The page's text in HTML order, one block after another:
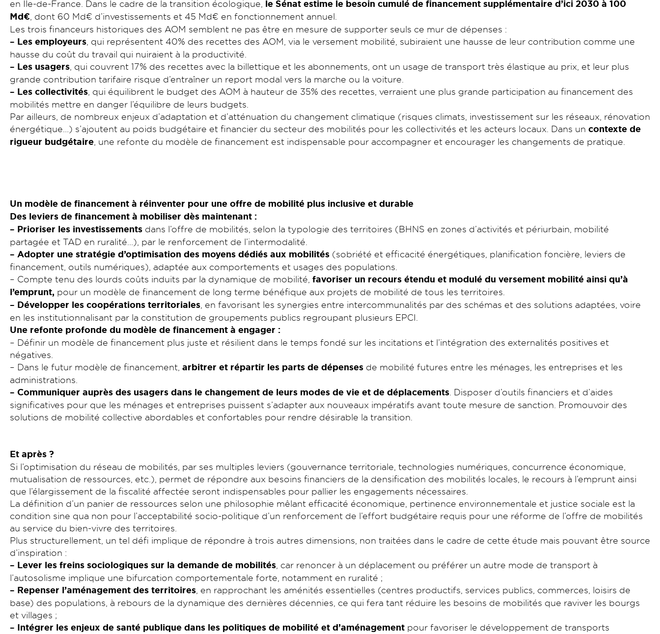
en Ile-de-France. Dans le cadre de la transition écologique, le Sénat estime le besoin cumulé de financement supplémentaire d’ici 2030 à 100
Md€ , dont 60 Md€ d’investissements et 45 Md€ en fonctionnement annuel.
Les trois financeurs historiques des AOM semblent ne pas être en mesure de supporter seuls ce mur de dépenses :
– Les employeurs , qui représentent 40% des recettes des AOM, via le versement mobilité, subiraient une hausse de leur contribution comme une
hausse du coût du travail qui nuiraient à la productivité.
– Les usagers , qui couvrent 17% des recettes avec la billettique et les abonnements, ont un usage de transport très élastique au prix, et leur plus
grande contribution tarifaire risque d’entraîner un report modal vers la marche ou la voiture.
– Les collectivités , qui équilibrent le budget des AOM à hauteur de 35% des recettes, verraient une plus grande participation au financement des
mobilités mettre en danger l’équilibre de leurs budgets.
Par ailleurs, de nombreux enjeux d’adaptation et d’atténuation du changement climatique (risques climats, investissement sur les réseaux, rénovation
énergétique…) s’ajoutent au poids budgétaire et financier du secteur des mobilités pour les collectivités et les acteurs locaux. Dans un contexte de
rigueur budgétaire , une refonte du modèle de financement est indispensable pour accompagner et encourager les changements de pratique.
Un modèle de financement à réinventer pour une offre de mobilité plus inclusive et durable
Des leviers de financement à mobiliser dès maintenant :
– Prioriser les investissements dans l’offre de mobilités, selon la typologie des territoires (BHNS en zones d’activités et périurbain, mobilité
partagée et TAD en ruralité…), par le renforcement de l’intermodalité.
– Adopter une stratégie d’optimisation des moyens dédiés aux mobilités (sobriété et efficacité énergétiques, planification foncière, leviers de
financement, outils numériques), adaptée aux comportements et usages des populations.
– Compte tenu des lourds coûts induits par la dynamique de mobilité, favoriser un recours étendu et modulé du versement mobilité ainsi qu’à
l’emprunt, pour un modèle de financement de long terme bénéfique aux projets de mobilité de tous les territoires.
– Développer les coopérations territoriales , en favorisant les synergies entre intercommunalités par des schémas et des solutions adaptées, voire
en les institutionnalisant par la constitution de groupements publics regroupant plusieurs EPCI.
Une refonte profonde du modèle de financement à engager :
– Définir un modèle de financement plus juste et résilient dans le temps fondé sur les incitations et l’intégration des externalités positives et
négatives.
– Dans le futur modèle de financement, arbitrer et répartir les parts de dépenses de mobilité futures entre les ménages, les entreprises et les
administrations.
– Communiquer auprès des usagers dans le changement de leurs modes de vie et de déplacements . Disposer d’outils financiers et d’aides
significatives pour que les ménages et entreprises puissent s’adapter aux nouveaux impératifs avant toute mesure de sanction. Promouvoir des
solutions de mobilité collective abordables et confortables pour rendre désirable la transition.
Et après ?
Si l’optimisation du réseau de mobilités, par ses multiples leviers (gouvernance territoriale, technologies numériques, concurrence économique,
mutualisation de ressources, etc.), permet de répondre aux besoins financiers de la densification des mobilités locales, le recours à l’emprunt ainsi
que l’élargissement de la fiscalité affectée seront indispensables pour pallier les engagements nécessaires.
La définition d’un panier de ressources selon une philosophie mêlant efficacité économique, pertinence environnementale et justice sociale est la
condition sine qua non pour l’acceptabilité socio-politique d’un renforcement de l’effort budgétaire requis pour une réforme de l’offre de mobilités
au service du bien-vivre des territoires.
Plus structurellement, un tel défi implique de répondre à trois autres dimensions, non traitées dans le cadre de cette étude mais pouvant être source
d’inspiration :
– Lever les freins sociologiques sur la demande de mobilités , car renoncer à un déplacement ou préférer un autre mode de transport à
l’autosolisme implique une bifurcation comportementale forte, notamment en ruralité ;
– Repenser l’aménagement des territoires , en rapprochant les aménités essentielles (centres productifs, services publics, commerces, loisirs de
base) des populations, à rebours de la dynamique des dernières décennies, ce qui fera tant réduire les besoins de mobilités que raviver les bourgs
et villages ;
– Intégrer les enjeux de santé publique dans les politiques de mobilité et d’aménagement pour favoriser le développement de transports